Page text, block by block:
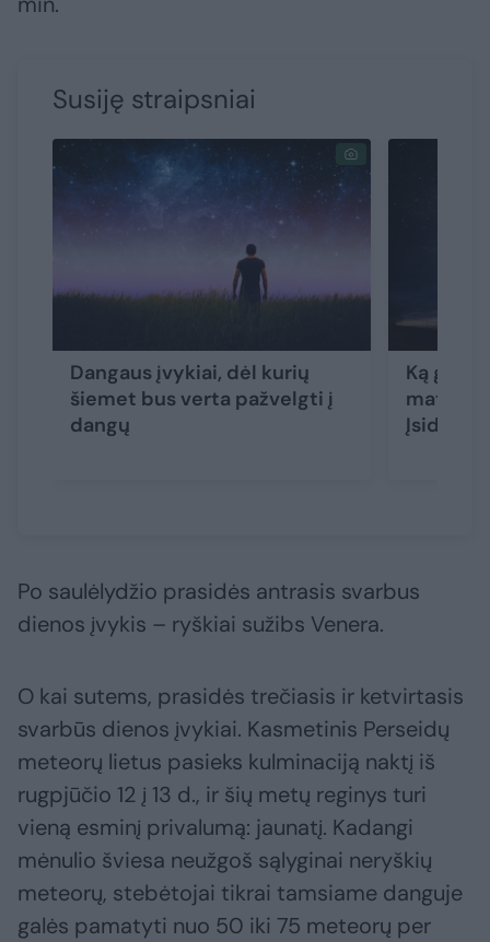
Susiję straipsniai
Dangaus įvykiai, dėl kurių
šiemet bus verta pažvelgti į
dangų
Ką
Po saulėlydžio prasidės antrasis svarbus
dienos įvykis – ryškiai sužibs Venera.
O kai sutems, prasidės trečiasis ir ketvirtasis
svarbūs dienos įvykiai. Kasmetinis Perseidų
meteorų lietus pasieks kulminaciją naktį iš
rugpjūčio 12 į 13 d., ir šių metų reginys turi
vieną esminį privalumą: jaunatį. Kadangi
mėnulio šviesa neužgoš sąlyginai neryškių
meteorų, stebėtojai tikrai tamsiame danguje
galės pamatyti nuo 50 iki 75 meteorų per